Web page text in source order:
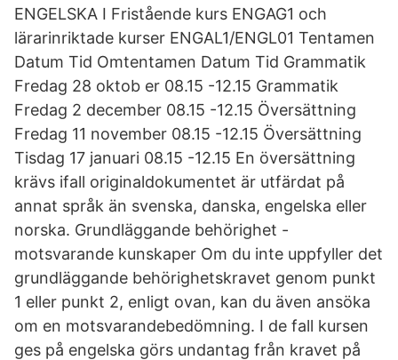
ENGELSKA I Fristående kurs ENGAG1 och
lärarinriktade kurser ENGAL1/ENGL01 Tentamen
Datum Tid Omtentamen Datum Tid Grammatik
Fredag 28 oktob er 08.15 -12.15 Grammatik
Fredag 2 december 08.15 -12.15 Översättning
Fredag 11 november 08.15 -12.15 Översättning
Tisdag 17 januari 08.15 -12.15 En översättning
krävs ifall originaldokumentet är utfärdat på
annat språk än svenska, danska, engelska eller
norska. Grundläggande behörighet -
motsvarande kunskaper Om du inte uppfyller det
grundläggande behörighetskravet genom punkt
1 eller punkt 2, enligt ovan, kan du även ansöka
om en motsvarandebedömning. I de fall kursen
ges på engelska görs undantag från kravet på